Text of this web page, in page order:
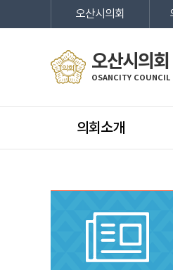
오산시의회
오산시의회
OSANCITY COUNCIL
의회소개